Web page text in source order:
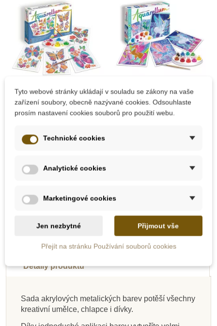
Skladem
Sentosphere
Skladem
Sentosphere
Akvarely - Pegas
-10%
Do školy
Novinka
Popis
Detaily produktu
Sada akrylových metalických barev potěší všechny
kreativní umělce, chlapce i dívky.
Tyto webové stránky ukládají v souladu se zákony na vaše
zařízení soubory, obecně nazývané cookies. Odsouhlaste
prosím nastavení cookies souborů pro použití webu.
Technické cookies
Analytické cookies
Marketingové cookies
Jen nezbytné Přijmout vše
Přejít na stránku Používání souborů cookies